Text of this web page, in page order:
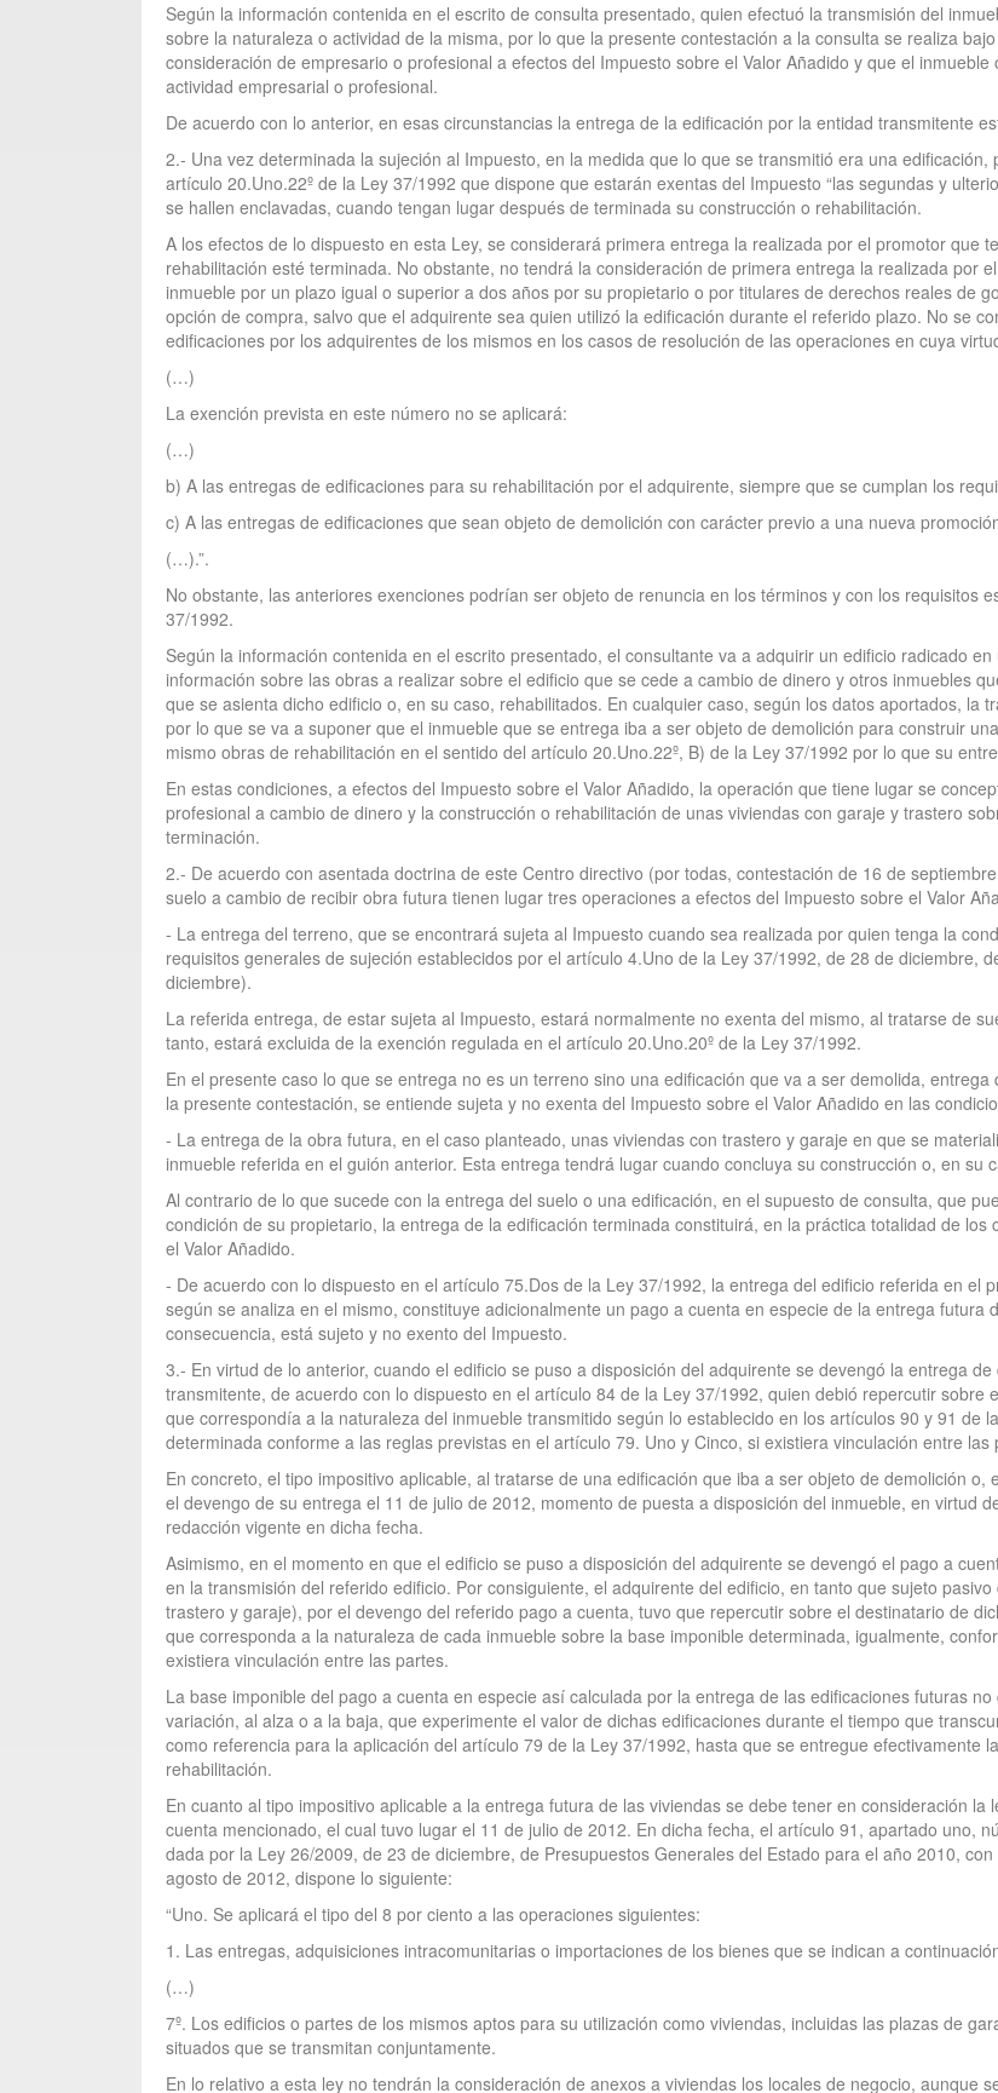
Según la información contenida en el escrito de consulta presentado, quien efectuó la transmisión del
sobre la naturaleza o actividad de la misma, por lo que la presente contestación a la consulta se realiza
consideración de empresario o profesional a efectos del Impuesto sobre el Valor Añadido y que el
actividad empresarial o profesional.
De acuerdo con lo anterior, en esas circunstancias la entrega de la edificación por la entidad transmitente
2.- Una vez determinada la sujeción al Impuesto, en la medida que lo que se transmitió era una
artículo 20.Uno.22º de la Ley 37/1992 que dispone que estarán exentas del Impuesto “las segundas y
se hallen enclavadas, cuando tengan lugar después de terminada su construcción o rehabilitación.
A los efectos de lo dispuesto en esta Ley, se considerará primera entrega la realizada por el promotor que
rehabilitación esté terminada. No obstante, no tendrá la consideración de primera entrega la realizada por
inmueble por un plazo igual o superior a dos años por su propietario o por titulares de derechos reales de
opción de compra, salvo que el adquirente sea quien utilizó la edificación durante el referido plazo. No se
edificaciones por los adquirentes de los mismos en los casos de resolución de las operaciones en cuya
(…)
La exención prevista en este número no se aplicará:
(…)
b) A las entregas de edificaciones para su rehabilitación por el adquirente, siempre que se cumplan los
c) A las entregas de edificaciones que sean objeto de demolición con carácter previo a una nueva
(…).”.
No obstante, las anteriores exenciones podrían ser objeto de renuncia en los términos y con los requisitos
37/1992.
Según la información contenida en el escrito presentado, el consultante va a adquirir un edificio radicado
información sobre las obras a realizar sobre el edificio que se cede a cambio de dinero y otros inmuebles
que se asienta dicho edificio o, en su caso, rehabilitados. En cualquier caso, según los datos aportados, la
por lo que se va a suponer que el inmueble que se entrega iba a ser objeto de demolición para construir
mismo obras de rehabilitación en el sentido del artículo 20.Uno.22º, B) de la Ley 37/1992 por lo que su
En estas condiciones, a efectos del Impuesto sobre el Valor Añadido, la operación que tiene lugar se
profesional a cambio de dinero y la construcción o rehabilitación de unas viviendas con garaje y trastero
terminación.
2.- De acuerdo con asentada doctrina de este Centro directivo (por todas, contestación de 16 de
suelo a cambio de recibir obra futura tienen lugar tres operaciones a efectos del Impuesto sobre el Valor
- La entrega del terreno, que se encontrará sujeta al Impuesto cuando sea realizada por quien tenga la
requisitos generales de sujeción establecidos por el artículo 4.Uno de la Ley 37/1992, de 28 de diciembre,
diciembre).
La referida entrega, de estar sujeta al Impuesto, estará normalmente no exenta del mismo, al tratarse de
tanto, estará excluida de la exención regulada en el artículo 20.Uno.20º de la Ley 37/1992.
En el presente caso lo que se entrega no es un terreno sino una edificación que va a ser demolida,
la presente contestación, se entiende sujeta y no exenta del Impuesto sobre el Valor Añadido en las
- La entrega de la obra futura, en el caso planteado, unas viviendas con trastero y garaje en que se
inmueble referida en el guión anterior. Esta entrega tendrá lugar cuando concluya su construcción o, en su
Al contrario de lo que sucede con la entrega del suelo o una edificación, en el supuesto de consulta, que
condición de su propietario, la entrega de la edificación terminada constituirá, en la práctica totalidad de
el Valor Añadido.
- De acuerdo con lo dispuesto en el artículo 75.Dos de la Ley 37/1992, la entrega del edificio referida en el
según se analiza en el mismo, constituye adicionalmente un pago a cuenta en especie de la entrega
consecuencia, está sujeto y no exento del Impuesto.
3.- En virtud de lo anterior, cuando el edificio se puso a disposición del adquirente se devengó la entrega
transmitente, de acuerdo con lo dispuesto en el artículo 84 de la Ley 37/1992, quien debió repercutir sobre
que correspondía a la naturaleza del inmueble transmitido según lo establecido en los artículos 90 y 91 de
determinada conforme a las reglas previstas en el artículo 79. Uno y Cinco, si existiera vinculación entre las
En concreto, el tipo impositivo aplicable, al tratarse de una edificación que iba a ser objeto de demolición
el devengo de su entrega el 11 de julio de 2012, momento de puesta a disposición del inmueble, en virtud
redacción vigente en dicha fecha.
Asimismo, en el momento en que el edificio se puso a disposición del adquirente se devengó el pago a
en la transmisión del referido edificio. Por consiguiente, el adquirente del edificio, en tanto que sujeto
trastero y garaje), por el devengo del referido pago a cuenta, tuvo que repercutir sobre el destinatario de
que corresponda a la naturaleza de cada inmueble sobre la base imponible determinada, igualmente,
existiera vinculación entre las partes.
La base imponible del pago a cuenta en especie así calculada por la entrega de las edificaciones futuras
variación, al alza o a la baja, que experimente el valor de dichas edificaciones durante el tiempo que
como referencia para la aplicación del artículo 79 de la Ley 37/1992, hasta que se entregue efectivamente
rehabilitación.
En cuanto al tipo impositivo aplicable a la entrega futura de las viviendas se debe tener en consideración
cuenta mencionado, el cual tuvo lugar el 11 de julio de 2012. En dicha fecha, el artículo 91, apartado uno,
dada por la Ley 26/2009, de 23 de diciembre, de Presupuestos Generales del Estado para el año 2010,
agosto de 2012, dispone lo siguiente:
“Uno. Se aplicará el tipo del 8 por ciento a las operaciones siguientes:
1. Las entregas, adquisiciones intracomunitarias o importaciones de los bienes que se indican a
(…)
7º. Los edificios o partes de los mismos aptos para su utilización como viviendas, incluidas las plazas de
situados que se transmitan conjuntamente.
En lo relativo a esta ley no tendrán la consideración de anexos a viviendas los locales de negocio, aunque